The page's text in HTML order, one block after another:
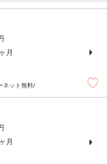
月
ネット無料/
月